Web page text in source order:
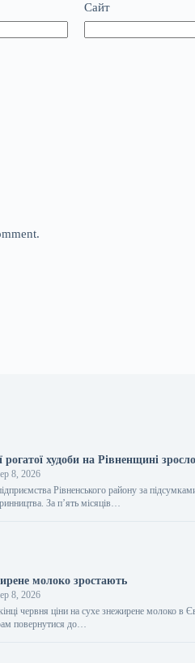
Сайт
рогатої худоби на Рівненщині
8, 2026
Рівненського району за
За п’ять місяців…
молоко зростають
8, 2026
червня ціни на сухе знежирене молоко в
повернутися до…